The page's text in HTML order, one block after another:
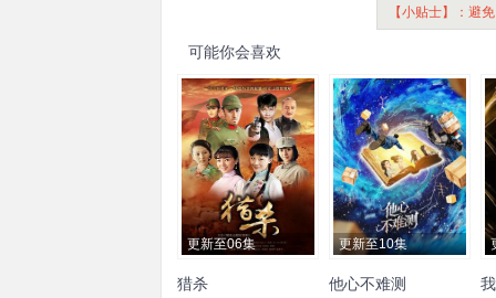
【小贴士】：避
可能你会喜欢
更新至06集
猎杀
更新至10集
他心不难测